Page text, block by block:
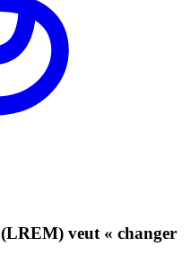
veut « changer